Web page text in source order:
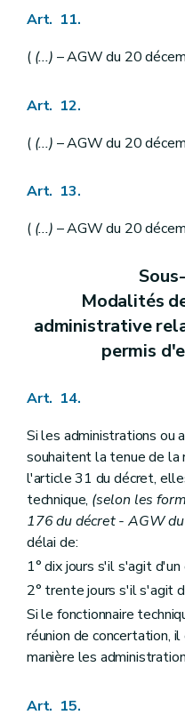
Art. 11.
( (...) – AGW du 20
Art. 12.
( (...) – AGW du 20
Art. 13.
( (...) – AGW du 20
Modalités
administrative
permis
Art. 14.
Si les administrations ou
souhaitent la tenue de la
l'article 31 du décret,
technique, (selon les
176 du décret - AGW
délai de:
1° dix jours s'il s'agit
2° trente jours s'il s'agit
Si le fonctionnaire
réunion de concertation,
manière les
Art. 15.